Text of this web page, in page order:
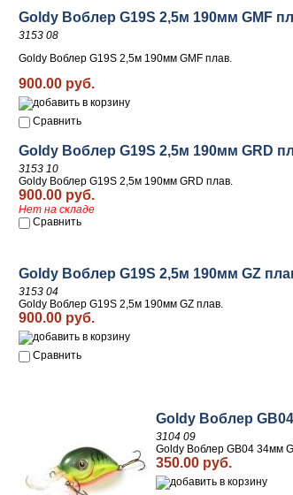
Goldy Воблер G19S 2,5м 190мм GMF
3153 08
Goldy Воблер G19S 2,5м 190мм GMF плав.
900.00 руб.
Сравнить
Goldy Воблер G19S 2,5м 190мм GRD
3153 10
Goldy Воблер G19S 2,5м 190мм GRD плав.
900.00 руб.
Нет на складе
Сравнить
Goldy Воблер G19S 2,5м 190мм GZ
3153 04
Goldy Воблер G19S 2,5м 190мм GZ плав.
900.00 руб.
Сравнить
Goldy Воблер
3104 09
Goldy Воблер GB04 34мм
350.00 руб.